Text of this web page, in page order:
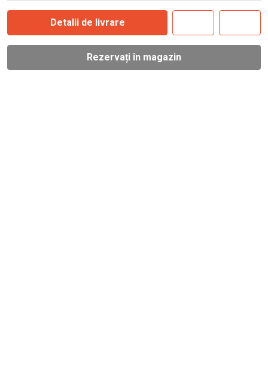
Detalii de livrare
Rezervați în magazin